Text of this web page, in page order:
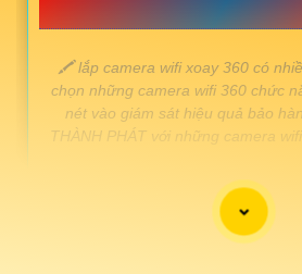
️🖍 lắp camera wifi xoay 360 có
chọn những camera wifi 360 chức
nét vào giám sát hiệu quả bảo
THÀNH PHÁT với những camera